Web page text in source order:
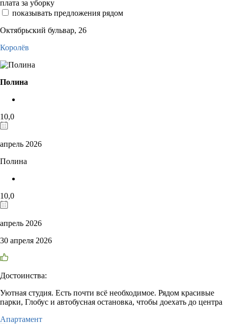
плата за уборку
показывать предложения рядом
Октябрьский бульвар, 26
Королёв
Полина
10,0
апрель 2026
Полина
10,0
апрель 2026
30 апреля 2026
Достоинства:
Уютная студия. Есть почти всё необходимое. Рядом красивые
парки, Глобус и автобусная остановка, чтобы доехать до центра
Апартамент